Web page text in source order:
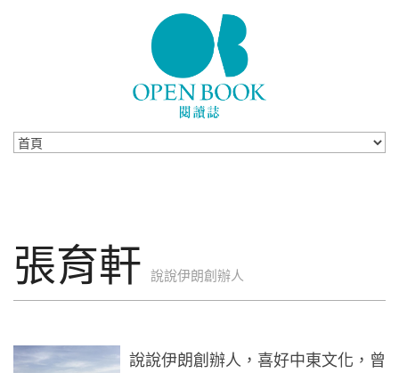
張育軒 說說伊朗創辦人
說說伊朗創辦人，喜好中東文化，曾